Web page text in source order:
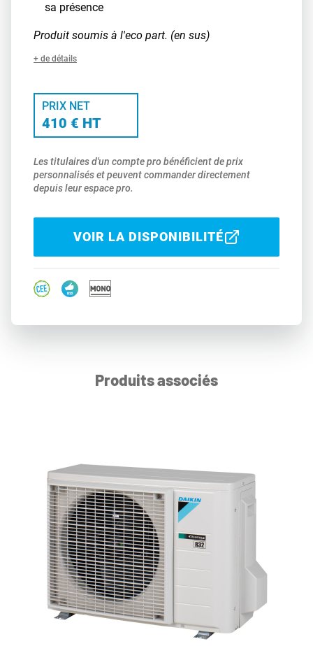
sa présence
Produit soumis à l'eco part. (en sus)
+ de détails
PRIX NET
410 € HT
Les titulaires d'un compte pro bénéficient de prix
personnalisés et peuvent commander directement
depuis leur espace pro.
VOIR LA DISPONIBILITÉ
Produits associés